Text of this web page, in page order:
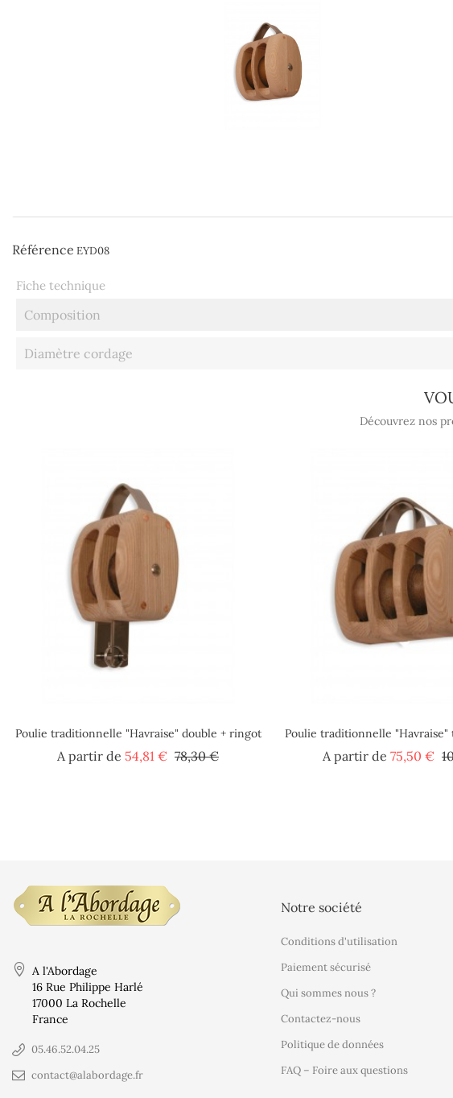
Référence EYD08
Fiche technique
Composition
Diamètre cordage
Découvrez nos
Poulie traditionnelle "Havraise" double + ringot
A partir de 54,81 € Prix
78,30 €Prix
Poulie traditionnelle
A partir de75,50 €
A l'Abordage
16 Rue Philippe Harlé
17000 La Rochelle
France
05.46.52.04.25
contact@alabordage.fr
Notre société
Conditions d'utilisation
Paiement sécurisé
Qui sommes nous ?
Contactez-nous
Politique de données
FAQ – Foire aux questions